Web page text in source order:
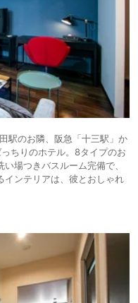
駅のお隣、阪急「十三駅」か
ちりのホテル。8タイプのお
場つきバスルーム完備で、
インテリアは、彼とおしゃれ